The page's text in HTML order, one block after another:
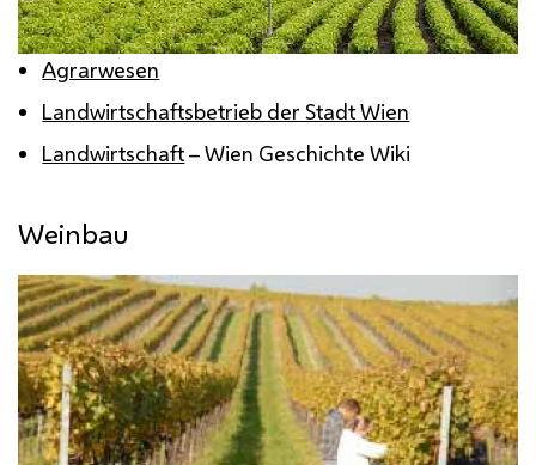
Agrarwesen
Landwirtschaftsbetrieb der Stadt Wien
Landwirtschaft– Wien Geschichte Wiki
Weinbau